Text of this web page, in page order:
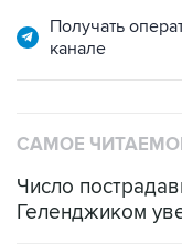
Получать
канале
САМОЕ
Число
Геленджиком